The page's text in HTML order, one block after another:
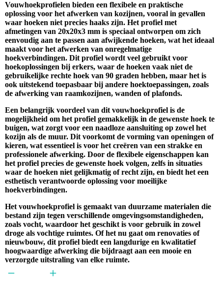
Vouwhoekprofielen bieden een flexibele en praktische
oplossing voor het afwerken van kozijnen, vooral in gevallen
waar hoeken niet precies haaks zijn. Het profiel met
afmetingen van 20x20x3 mm is speciaal ontworpen om zich
eenvoudig aan te passen aan afwijkende hoeken, wat het ideaal
maakt voor het afwerken van onregelmatige
hoekverbindingen. Dit profiel wordt veel gebruikt voor
hoekoplossingen bij erkers, waar de hoeken vaak niet de
gebruikelijke rechte hoek van 90 graden hebben, maar het is
ook uitstekend toepasbaar bij andere hoektoepassingen, zoals
de afwerking van raamkozijnen, wanden of plafonds.
Een belangrijk voordeel van dit vouwhoekprofiel is de
mogelijkheid om het profiel gemakkelijk in de gewenste hoek te
buigen, wat zorgt voor een naadloze aansluiting op zowel het
kozijn als de muur. Dit voorkomt de vorming van openingen of
kieren, wat essentieel is voor het creëren van een strakke en
professionele afwerking. Door de flexibele eigenschappen kan
het profiel precies de gewenste hoek volgen, zelfs in situaties
waar de hoeken niet gelijkmatig of recht zijn, en biedt het een
esthetisch verantwoorde oplossing voor moeilijke
hoekverbindingen.
Het vouwhoekprofiel is gemaakt van duurzame materialen die
bestand zijn tegen verschillende omgevingsomstandigheden,
zoals vocht, waardoor het geschikt is voor gebruik in zowel
droge als vochtige ruimtes. Of het nu gaat om renovaties of
nieuwbouw, dit profiel biedt een langdurige en kwalitatief
hoogwaardige afwerking die bijdraagt aan een mooie en
verzorgde uitstraling van elke ruimte.